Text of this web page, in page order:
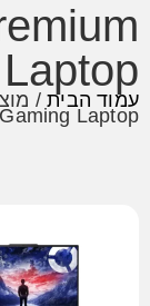
עמוד הבית
Gaming Laptop”